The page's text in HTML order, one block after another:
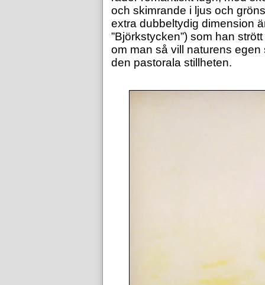
och skimrande i ljus och
extra dubbeltydig dimension
”Björkstycken”) som han
om man så vill naturens
den pastorala stillheten.